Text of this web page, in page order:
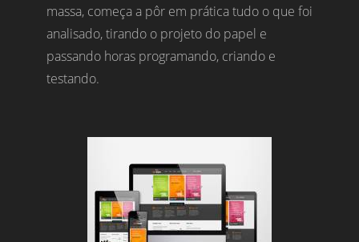
massa, começa a pôr em prática tudo o que foi
analisado, tirando o projeto do papel e
passando horas programando, criando e
testando.